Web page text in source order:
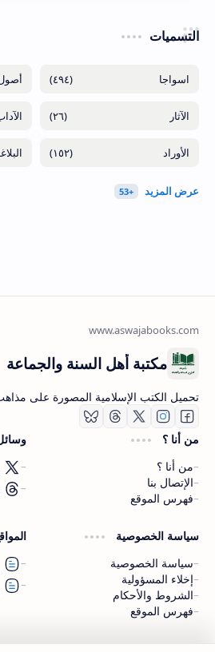
التسميات
(٤٩٤)
(٢٦)
(١٥٢)
اشترك الآن
اشترك في قناتنا على تليجرام
مكتبة أهل السنة والجماعة
تحميل الكتب الإسلامية المصورة على
من أنا ؟
من أنا ؟
الإتصال بنا
فهرس الموقع
سياسة الخصوصية
سياسة الخصوصية
إخلاء المسؤولية
الشروط والأحكام
فهرس الموقع